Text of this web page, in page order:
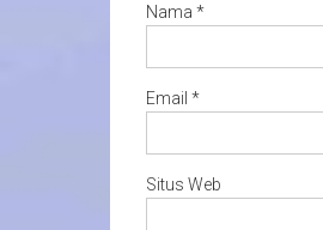
Nama *
Email *
Situs Web